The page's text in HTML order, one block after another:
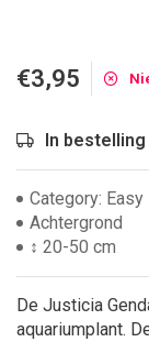
€3,95
In bestelling
Category: Easy
Achtergrond
↕ 20-50 cm
De Justicia
aquariumplant.